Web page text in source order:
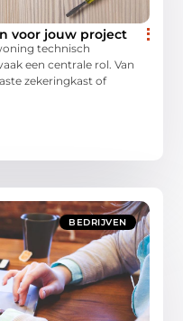
voor jouw project
technisch
een centrale rol. Van
zekeringkast of
BEDRIJVEN